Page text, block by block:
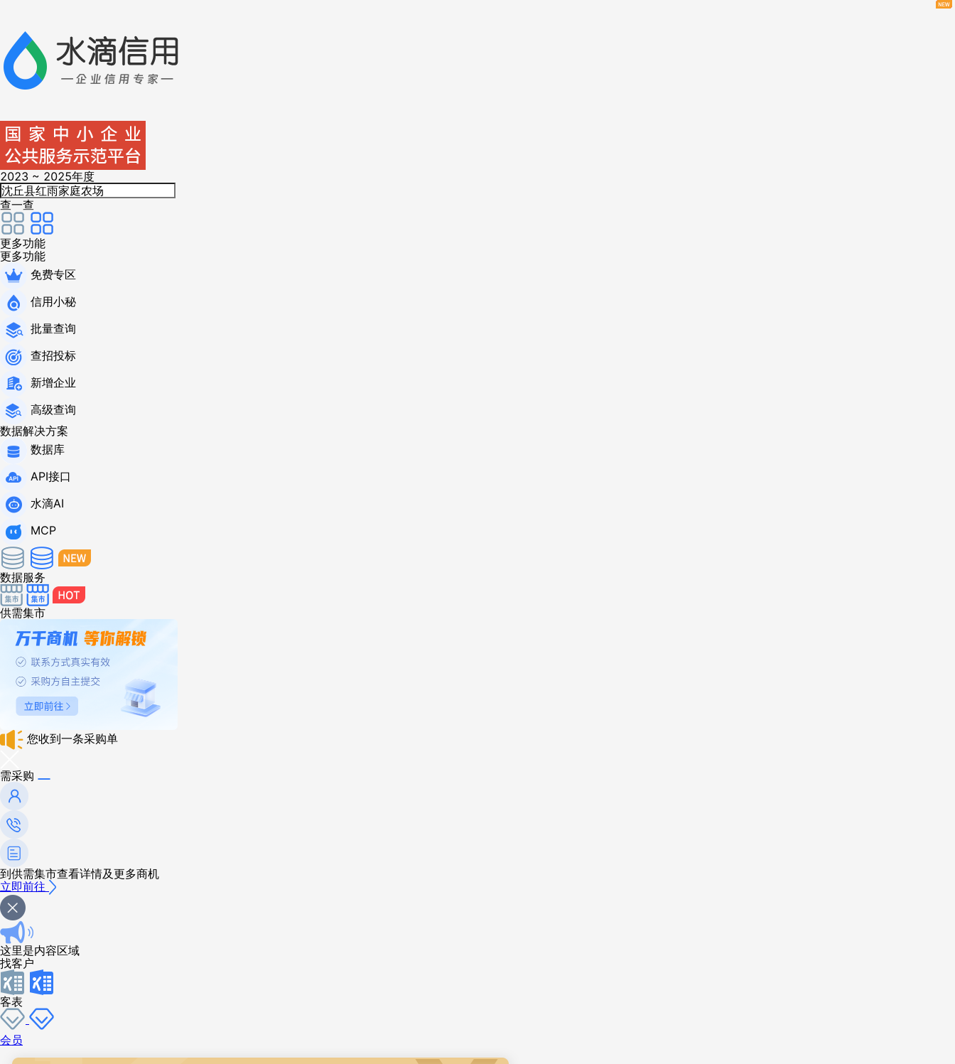
2023 ~ 2025年度
查一查
更多功能
更多功能
免费专区
信用小秘
批量查询
查招投标
新增企业
高级查询
数据解决方案
数据库
API接口
水滴AI
MCP
数据服务
供需集市
您收到一条采购单
需采购
到供需集市查看详情及更多商机
立即前往
这里是内容区域
找客户
客表
会员